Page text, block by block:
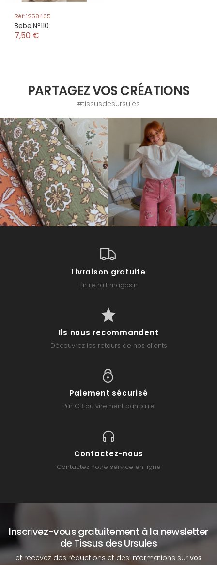
Réf: 1258405
Bebe N°110
7,50 €
PARTAGEZ VOS CRÉATIONS
#tissusdesursules
Livraison gratuite
En retrait magasin
Ils nous recommandent
Découvrez les retours de nos clients
Paiement sécurisé
Par CB ou virement bancaire
Contactez-nous
Contactez notre service en ligne
Inscrivez-vous gratuitement à la newsletter
de Tissus des Ursules
et recevez des réductions et des informations sur vos